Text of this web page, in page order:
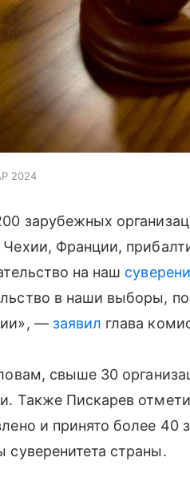
2024
зарубежных
Франции,
на наш
в наши выборы,
— заявил глава
свыше 30
Также Пискарев
и принято более 40
суверенитета страны.